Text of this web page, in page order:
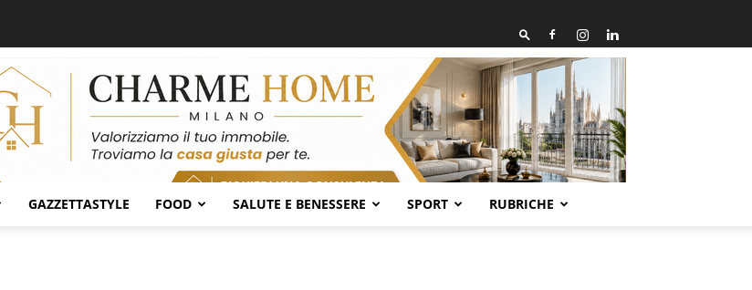
GAZZETTASTYLE FOOD SALUTE E BENESSERE SPORT RUBRICHE